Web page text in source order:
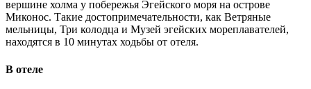
вершине холма у побережья Эгейского моря на острове
Миконос. Такие достопримечательности, как Ветряные
мельницы, Три колодца и Музей эгейских мореплавателей,
находятся в 10 минутах ходьбы от отеля.
В отеле